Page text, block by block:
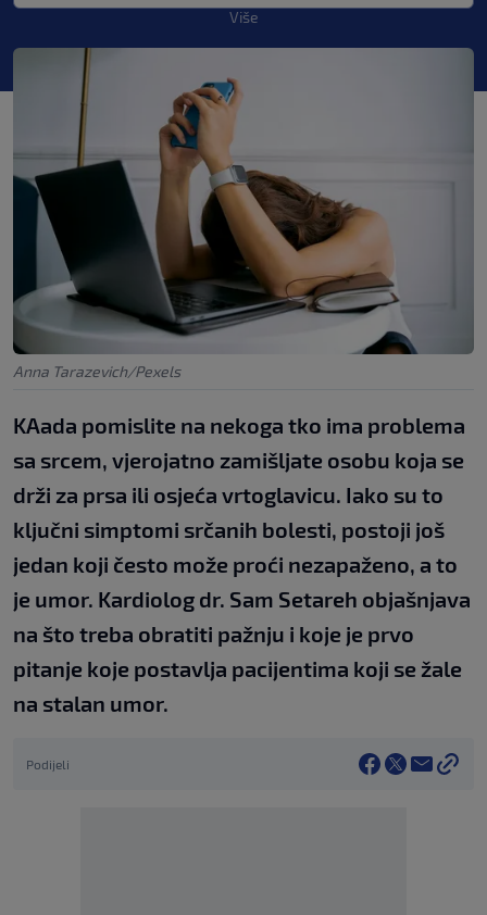
Više
Anna Tarazevich/Pexels
KAada pomislite na nekoga tko ima problema
sa srcem, vjerojatno zamišljate osobu koja se
drži za prsa ili osjeća vrtoglavicu. Iako su to
ključni simptomi srčanih bolesti, postoji još
jedan koji često može proći nezapaženo, a to
je umor. Kardiolog dr. Sam Setareh objašnjava
na što treba obratiti pažnju i koje je prvo
pitanje koje postavlja pacijentima koji se žale
na stalan umor.
Podijeli